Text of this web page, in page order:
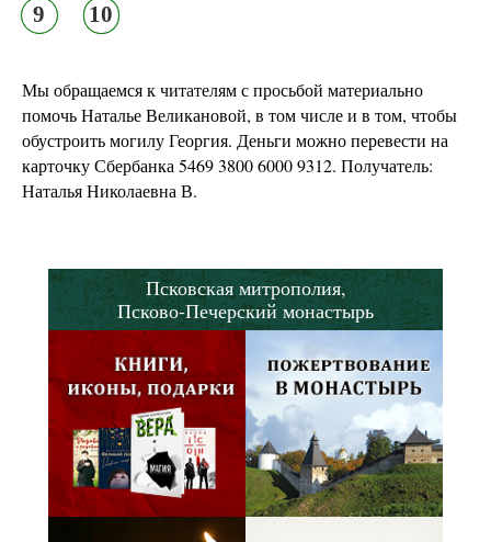
9 10
Мы обращаемся к читателям с просьбой материально
помочь Наталье Великановой, в том числе и в том, чтобы
обустроить могилу Георгия. Деньги можно перевести на
карточку Сбербанка 5469 3800 6000 9312. Получатель:
Наталья Николаевна В.
Псковская митрополия,
Псково-Печерский монастырь